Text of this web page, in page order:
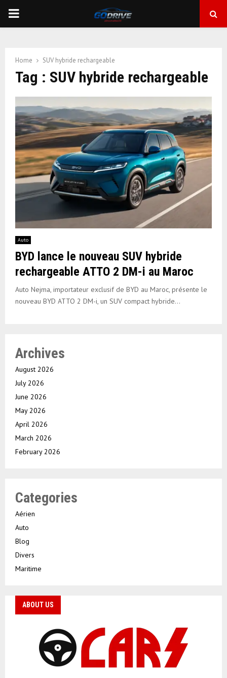
PRIMARY
Home SUV hybride rechargeable
Tag : SUV hybride rechargeable
Auto
BYD lance le nouveau SUV hybride
rechargeable ATTO 2 DM-i au Maroc
Auto Nejma, importateur exclusif de BYD au Maroc, présente le
nouveau BYD ATTO 2 DM-i, un SUV compact hybride...
Archives
August 2026
July 2026
June 2026
May 2026
April 2026
March 2026
February 2026
Categories
Aérien
Auto
Blog
Divers
Maritime
ABOUT US